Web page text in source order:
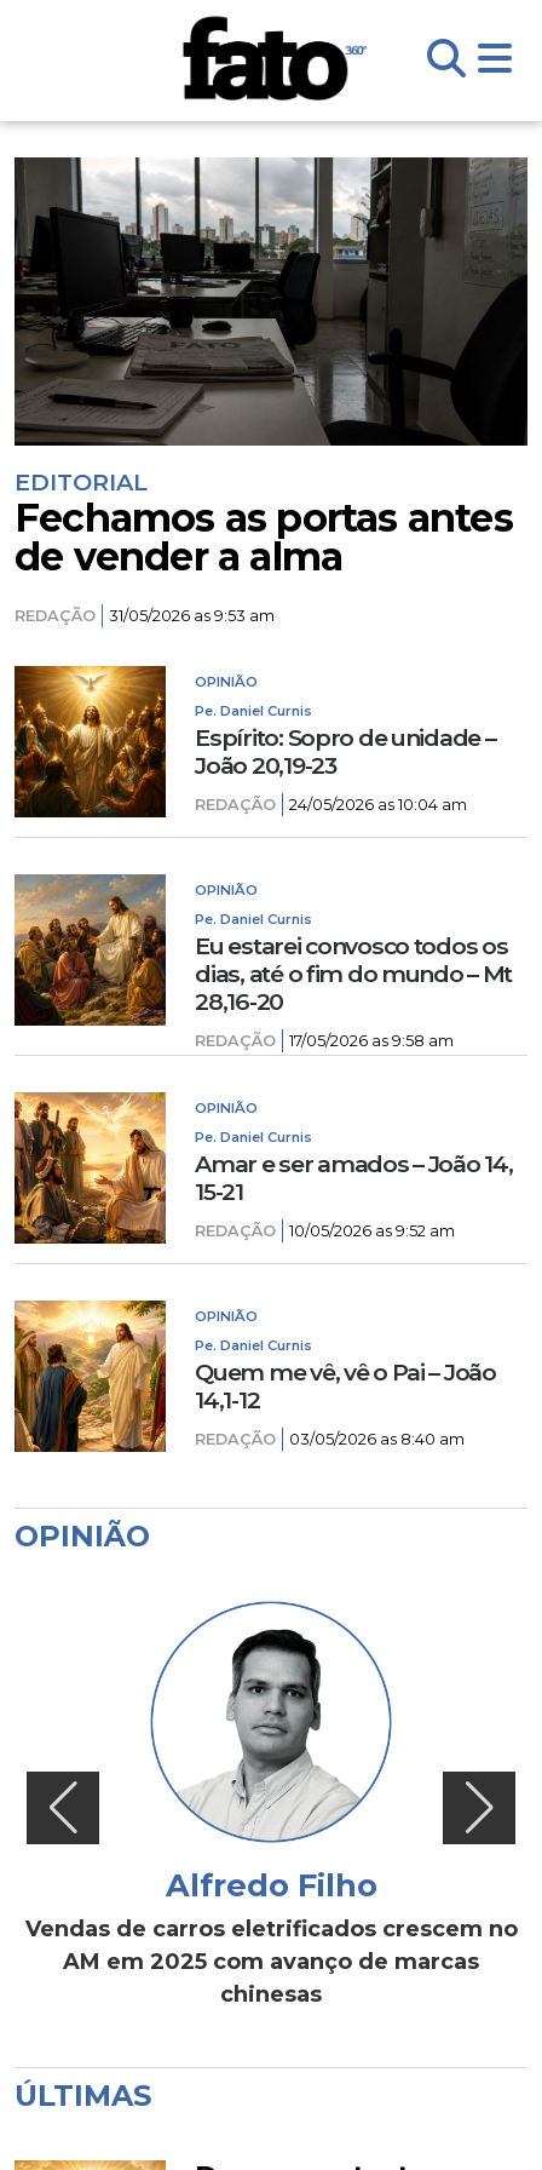
EDITORIAL
Fechamos as portas antes
de vender a alma
REDAÇÃO 31/05/2026 as 9:53 am
OPINIÃO
Pe. Daniel Curnis
Espírito: Sopro de unidade –
João 20,19-23
REDAÇÃO 24/05/2026 as 10:04 am
OPINIÃO
Pe. Daniel Curnis
Eu estarei convosco todos os
dias, até o fim do mundo – Mt
28,16-20
REDAÇÃO 17/05/2026 as 9:58 am
OPINIÃO
Pe. Daniel Curnis
Amar e ser amados – João 14,
15-21
REDAÇÃO 10/05/2026 as 9:52 am
OPINIÃO
Pe. Daniel Curnis
Quem me vê, vê o Pai – João
14,1-12
REDAÇÃO 03/05/2026 as 8:40 am
OPINIÃO
Alfredo Filho
Vendas de carros eletrificados crescem no
AM em 2025 com avanço de marcas
chinesas
ÚLTIMAS